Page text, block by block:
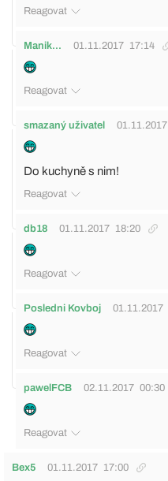
Reagovat
Manik... 01.11.2017 17:14
Reagovat
smazaný uživatel 01.11.2017
Do kuchyně s nim!
Reagovat
db18 01.11.2017 18:20
Reagovat
Posledni Kovboj 01.11.2017
Reagovat
pawelFCB 02.11.2017 00:30
Reagovat
Bex5 01.11.2017 17:00